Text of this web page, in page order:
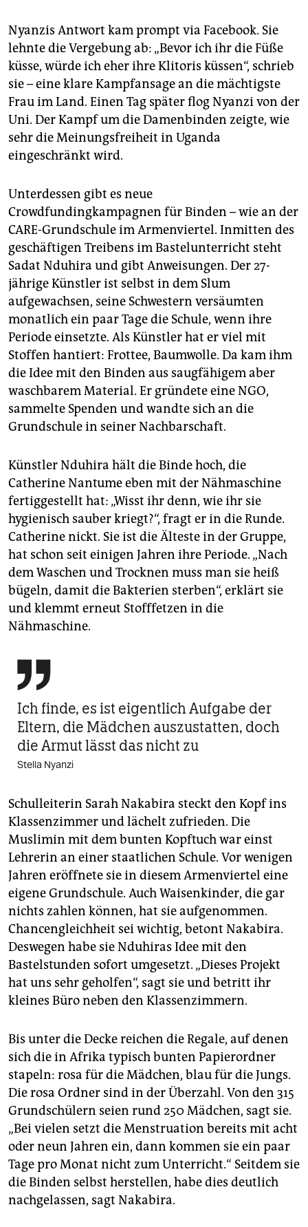
Nyanzis Antwort kam prompt via Facebook. Sie
lehnte die Vergebung ab: „Bevor ich ihr die Füße
küsse, würde ich eher ihre Klitoris küssen“, schrieb
sie – eine klare Kampfansage an die mächtigste
Frau im Land. Einen Tag später flog Nyanzi von der
Uni. Der Kampf um die Damenbinden zeigte, wie
sehr die Meinungsfreiheit in Uganda
eingeschränkt wird.
Unterdessen gibt es neue
Crowdfundingkampagnen für Binden – wie an der
CARE-Grundschule im Armenviertel. Inmitten des
geschäftigen Treibens im Bastelunterricht steht
Sadat Nduhira und gibt Anweisungen. Der 27-
jährige Künstler ist selbst in dem Slum
aufgewachsen, seine Schwestern versäumten
monatlich ein paar Tage die Schule, wenn ihre
Periode einsetzte. Als Künstler hat er viel mit
Stoffen hantiert: Frottee, Baumwolle. Da kam ihm
die Idee mit den Binden aus saugfähigem aber
waschbarem Material. Er gründete eine NGO,
sammelte Spenden und wandte sich an die
Grundschule in seiner Nachbarschaft.
Künstler Nduhira hält die Binde hoch, die
Catherine Nantume eben mit der Nähmaschine
fertiggestellt hat: „Wisst ihr denn, wie ihr sie
hygienisch sauber kriegt?“, fragt er in die Runde.
Catherine nickt. Sie ist die Älteste in der Gruppe,
hat schon seit einigen Jahren ihre Periode. „Nach
dem Waschen und Trocknen muss man sie heiß
bügeln, damit die Bakterien sterben“, erklärt sie
und klemmt erneut Stofffetzen in die
Nähmaschine.

Ich finde, es ist eigentlich Aufgabe der
Eltern, die Mädchen auszustatten, doch
die Armut lässt das nicht zu
Stella Nyanzi
Schulleiterin Sarah Nakabira steckt den Kopf ins
Klassenzimmer und lächelt zufrieden. Die
Muslimin mit dem bunten Kopftuch war einst
Lehrerin an einer staatlichen Schule. Vor wenigen
Jahren eröffnete sie in diesem Armenviertel eine
eigene Grundschule. Auch Waisenkinder, die gar
nichts zahlen können, hat sie aufgenommen.
Chancengleichheit sei wichtig, betont Nakabira.
Deswegen habe sie Nduhiras Idee mit den
Bastelstunden sofort umgesetzt. „Dieses Projekt
hat uns sehr geholfen“, sagt sie und betritt ihr
kleines Büro neben den Klassenzimmern.
Bis unter die Decke reichen die Regale, auf denen
sich die in Afrika typisch bunten Papierordner
stapeln: rosa für die Mädchen, blau für die Jungs.
Die rosa Ordner sind in der Überzahl. Von den 315
Grundschülern seien rund 250 Mädchen, sagt sie.
„Bei vielen setzt die Menstruation bereits mit acht
oder neun Jahren ein, dann kommen sie ein paar
Tage pro Monat nicht zum Unterricht.“ Seitdem sie
die Binden selbst herstellen, habe dies deutlich
nachgelassen, sagt Nakabira.